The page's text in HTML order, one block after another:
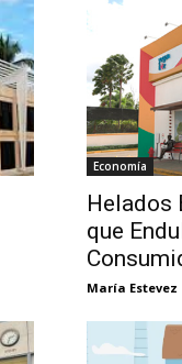
Economía
Helados
que
María Estevez